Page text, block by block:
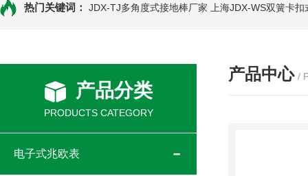
热门关键词： JDX-TJ多角度式接地棒厂家 上海JDX-WS双簧卡
产品分类
PRODUCTS CATEGORY
电子式兆欧表
产品中心 /